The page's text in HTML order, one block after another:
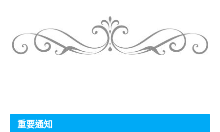
重要通知